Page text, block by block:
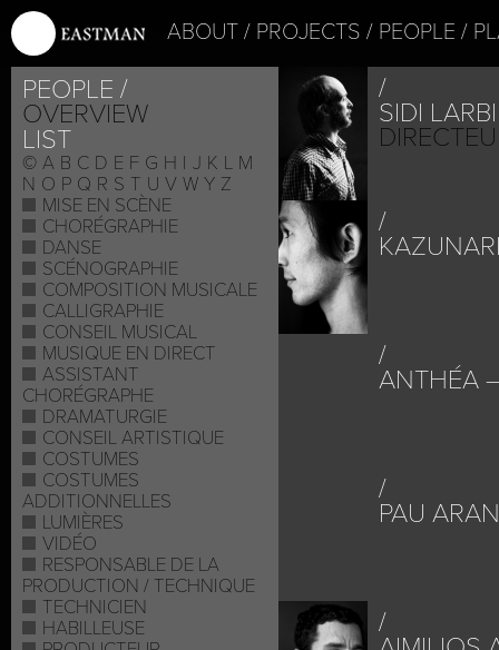
ABOUT PROJECTS PEOPLE
PEOPLE
OVERVIEW
LIST
© A B C D E F G H I J K L M
N O P Q R S T U V W Y Z
MISE EN SCÈNE
CHORÉGRAPHIE
DANSE
SCÉNOGRAPHIE
COMPOSITION MUSICALE
CALLIGRAPHIE
CONSEIL MUSICAL
MUSIQUE EN DIRECT
ASSISTANT
CHORÉGRAPHE
DRAMATURGIE
CONSEIL ARTISTIQUE
COSTUMES
COSTUMES
ADDITIONNELLES
LUMIÈRES
VIDÉO
RESPONSABLE DE LA
PRODUCTION / TECHNIQUE
TECHNICIEN
HABILLEUSE
SIDI
ANTHÉA
PAU